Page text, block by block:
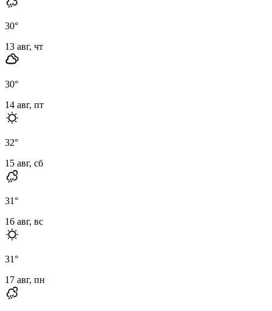
30°
13 авг, чт
30°
14 авг, пт
32°
15 авг, сб
31°
16 авг, вс
31°
17 авг, пн